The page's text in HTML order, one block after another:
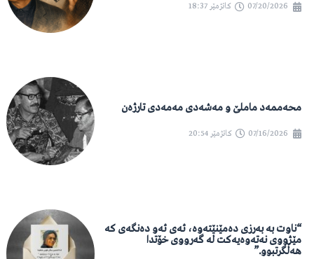
07/20/2026 کاتژمێر 18:37
محەممەد ماملێ و مەشەدی مەمەدی تارژەن
07/16/2026 کاتژمێر 20:54
“ناوت بە بەرزی دەمێنێتەوە، ئەی ئەو دەنگەی کە
مێژووی نەتەوەیەکت لە گەرووی خۆتدا
هەڵگرتبوو.”